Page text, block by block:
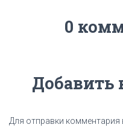
0
Добавить
Для отправки